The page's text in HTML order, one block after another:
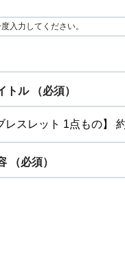
入力してください。
トル （必須）
（必須）